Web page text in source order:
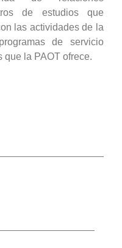
de estudios que
las actividades de la
de servicio
que la PAOT ofrece.